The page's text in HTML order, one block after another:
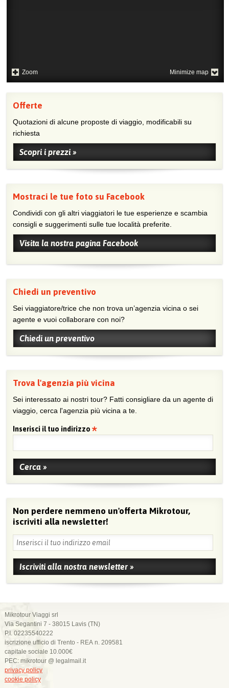
Zoom Minimize map
Offerte
Quotazioni di alcune proposte di viaggio, modificabili su
richiesta
Scopri i prezzi »
Mostraci le tue foto su Facebook
Condividi con gli altri viaggiatori le tue esperienze e scambia
consigli e suggerimenti sulle tue località preferite.
Visita la nostra pagina Facebook
Chiedi un preventivo
Sei viaggiatore/trice che non trova un’agenzia vicina o sei
agente e vuoi collaborare con noi?
Chiedi un preventivo
Trova l'agenzia più vicina
Sei interessato ai nostri tour? Fatti consigliare da un agente di
viaggio, cerca l'agenzia più vicina a te.
Inserisci il tuo indirizzo
Non perdere nemmeno un'offerta Mikrotour,
iscriviti alla newsletter!
Mikrotour Viaggi srl
Via Segantini 7 - 38015 Lavis (TN)
P.I. 02235540222
iscrizione ufficio di Trento - REA n. 209581
capitale sociale 10.000€
PEC: mikrotour @ legalmail.it
privacy policy
cookie policy